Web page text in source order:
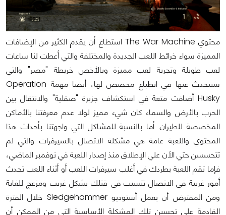
محتوي The War Machine استطاع أن يقدم الكثير من الإضافات
المميزة سواء خرائط اللعب الجديدة والمختلفة والتي أعطت لنا ساعات
لعب طويلة وتجربة لعب مميزة وبالأخص خريطة "مصر" والتي
سنتحدث عنها في انطباع مخصص لها، أيضا مهمة Operation
Husky أضافت متعة في استكشاف جزيرة "صقلية" والانتقال بين
الحرب بالأرض والسماء كان شيء مميز لولا عدم معرفتنا بالأماكن
المخصصة للطيران. أما بالنسبة للمشاكل التي واجهتنا بأحداث هذا
المحتوي واللعبة عامة هي مشكلة الاتصال بالسيرفرات والتي لم
تتحسسن حتي الأن علي الإطلاق منذ إصدار اللعبة في نوفمبر الماضي،
فإما تقم اللعبة بطردك في أغلب سيرفرات اللعب أو أثناء اللعب تحدث
أمور غريبة في الاتصال تتسبب في قتلك بشكل غريب ومزعج للغاية
ومن المفترض أن يعمل أستوديو Sledgehammer خلال الفترة
القادمة علي تحسين تلك المشكلة الأساسية التي من الممكن أن